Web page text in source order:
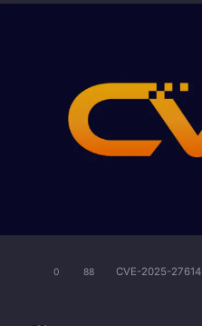
0 88 CVE-2025-27614